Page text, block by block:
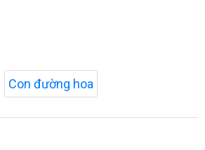
Con đường hoa